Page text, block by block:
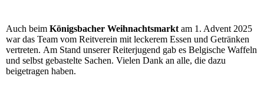
Auch beim Königsbacher Weihnachtsmarkt am 1. Advent 2025
war das Team vom Reitverein mit leckerem Essen und Getränken
vertreten. Am Stand unserer Reiterjugend gab es Belgische Waffeln
und selbst gebastelte Sachen. Vielen Dank an alle, die dazu
beigetragen haben.